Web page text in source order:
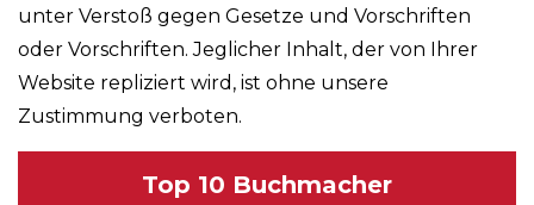
unter Verstoß gegen Gesetze und Vorschriften
oder Vorschriften. Jeglicher Inhalt, der von Ihrer
Website repliziert wird, ist ohne unsere
Zustimmung verboten.
Top 10 Buchmacher